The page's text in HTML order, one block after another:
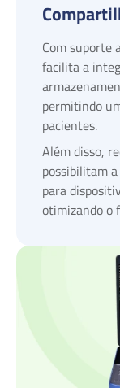
Com suporte
facilita a
permitindo
pacientes.
Além disso,
possibilitam
para
otimizando o